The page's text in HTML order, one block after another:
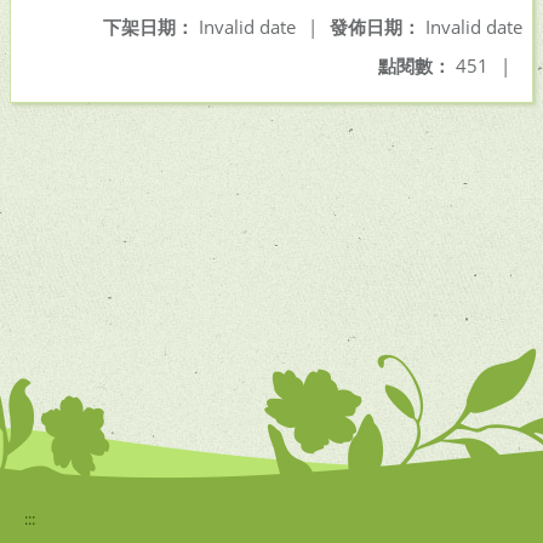
發佈日期： Invalid date
下架日期： Invalid date
|
點閱數： 451 |
:::